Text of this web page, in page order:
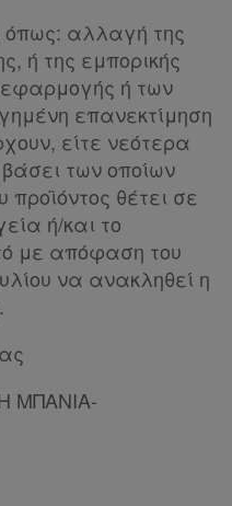
όπως: αλλαγή της
ή της εμπορικής
εφαρμογής ή των
επανεκτίμηση
είτε νεότερα
των οποίων
προϊόντος θέτει σε
ή/και το
με απόφαση του
να ανακληθεί η
ΜΠΑΝΙΑ-